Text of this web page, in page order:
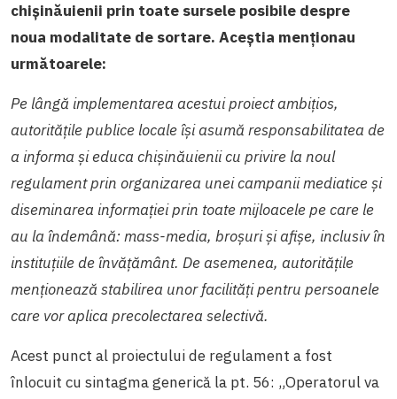
chișinăuienii prin toate sursele posibile despre
noua modalitate de sortare. Aceștia menționau
următoarele:
Pe lângă implementarea acestui proiect ambițios,
autoritățile publice locale își asumă responsabilitatea de
a informa și educa chișinăuienii cu privire la noul
regulament prin organizarea unei campanii mediatice și
diseminarea informației prin toate mijloacele pe care le
au la îndemână: mass-media, broșuri și afișe, inclusiv în
instituțiile de învățământ. De asemenea, autoritățile
menționează stabilirea unor facilități pentru persoanele
care vor aplica precolectarea selectivă.
Acest punct al proiectului de regulament a fost
înlocuit cu sintagma generică la pt. 56: „Operatorul va